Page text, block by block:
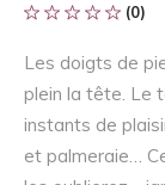
(0)
Les doigts de
plein la tête. Le
instants de
et palmeraie…